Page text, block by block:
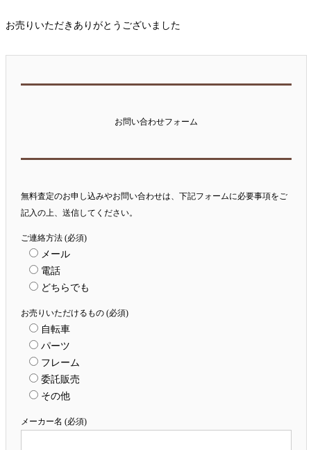
お売りいただきありがとうございました
お問い合わせフォーム
無料査定のお申し込みやお問い合わせは、下記フォームに必要事項をご
記入の上、送信してください。
ご連絡方法 (必須)
メール
電話
どちらでも
お売りいただけるもの (必須)
自転車
パーツ
フレーム
委託販売
その他
メーカー名 (必須)